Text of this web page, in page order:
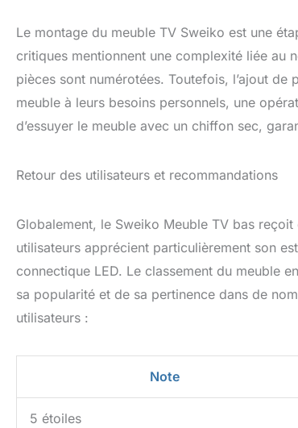
Le montage du meuble TV Sweiko est une
critiques mentionnent une complexité liée au
pièces sont numérotées. Toutefois, l’ajout
meuble à leurs besoins personnels, une
d’essuyer le meuble avec un chiffon sec,
Retour des utilisateurs et recommandations
Globalement, le Sweiko Meuble TV bas
utilisateurs apprécient particulièrement son
connectique LED. Le classement du meuble
sa popularité et de sa pertinence dans de
utilisateurs :
Note
5 étoiles